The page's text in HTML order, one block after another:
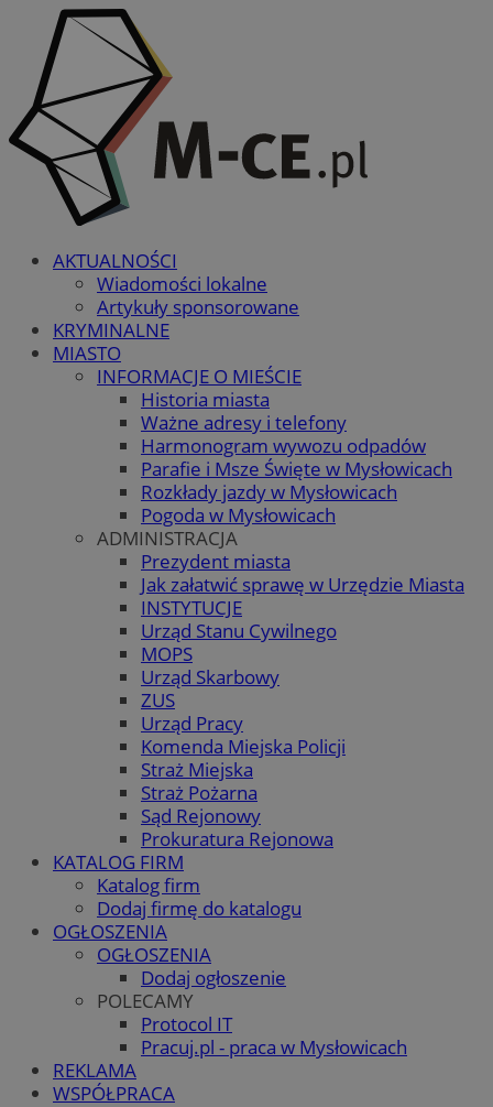
AKTUALNOŚCI
Wiadomości lokalne
Artykuły sponsorowane
KRYMINALNE
MIASTO
INFORMACJE O MIEŚCIE
Historia miasta
Ważne adresy i telefony
Harmonogram wywozu odpadów
Parafie i Msze Święte w Mysłowicach
Rozkłady jazdy w Mysłowicach
Pogoda w Mysłowicach
ADMINISTRACJA
Prezydent miasta
Jak załatwić sprawę w Urzędzie Miasta
INSTYTUCJE
Urząd Stanu Cywilnego
MOPS
Urząd Skarbowy
ZUS
Urząd Pracy
Komenda Miejska Policji
Straż Miejska
Straż Pożarna
Sąd Rejonowy
Prokuratura Rejonowa
KATALOG FIRM
Katalog firm
Dodaj firmę do katalogu
OGŁOSZENIA
OGŁOSZENIA
Dodaj ogłoszenie
POLECAMY
Protocol IT
Pracuj.pl - praca w Mysłowicach
REKLAMA
WSPÓŁPRACA